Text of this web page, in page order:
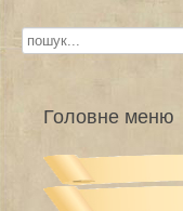
Искать...
Головне меню